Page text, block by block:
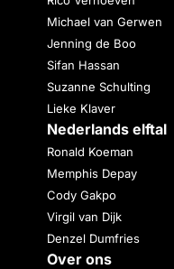
Michael van Gerwen
Jenning de Boo
Sifan Hassan
Suzanne Schulting
Lieke Klaver
Nederlands elftal
Ronald Koeman
Memphis Depay
Cody Gakpo
Virgil van Dijk
Denzel Dumfries
Over ons